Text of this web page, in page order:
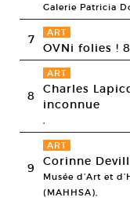
Galerie Patricia
7 ART
OVNi folies !
8
ART
Charles
inconnue
,
9
ART
Corinne
Musée d’Art et
(MAHHSA),